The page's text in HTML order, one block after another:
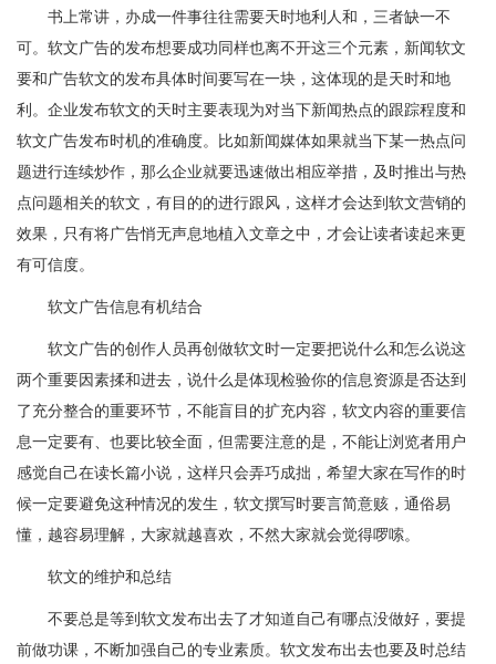
书上常讲，办成一件事往往需要天时地利人和，三者缺一不
可。软文广告的发布想要成功同样也离不开这三个元素，新闻软文
要和广告软文的发布具体时间要写在一块，这体现的是天时和地
利。企业发布软文的天时主要表现为对当下新闻热点的跟踪程度和
软文广告发布时机的准确度。比如新闻媒体如果就当下某一热点问
题进行连续炒作，那么企业就要迅速做出相应举措，及时推出与热
点问题相关的软文，有目的的进行跟风，这样才会达到软文营销的
效果，只有将广告悄无声息地植入文章之中，才会让读者读起来更
有可信度。
软文广告信息有机结合
软文广告的创作人员再创做软文时一定要把说什么和怎么说这
两个重要因素揉和进去，说什么是体现检验你的信息资源是否达到
了充分整合的重要环节，不能盲目的扩充内容，软文内容的重要信
息一定要有、也要比较全面，但需要注意的是，不能让浏览者用户
感觉自己在读长篇小说，这样只会弄巧成拙，希望大家在写作的时
候一定要避免这种情况的发生，软文撰写时要言简意赅，通俗易
懂，越容易理解，大家就越喜欢，不然大家就会觉得啰嗦。
软文的维护和总结
不要总是等到软文发布出去了才知道自己有哪点没做好，要提
前做功课，不断加强自己的专业素质。软文发布出去也要及时总结